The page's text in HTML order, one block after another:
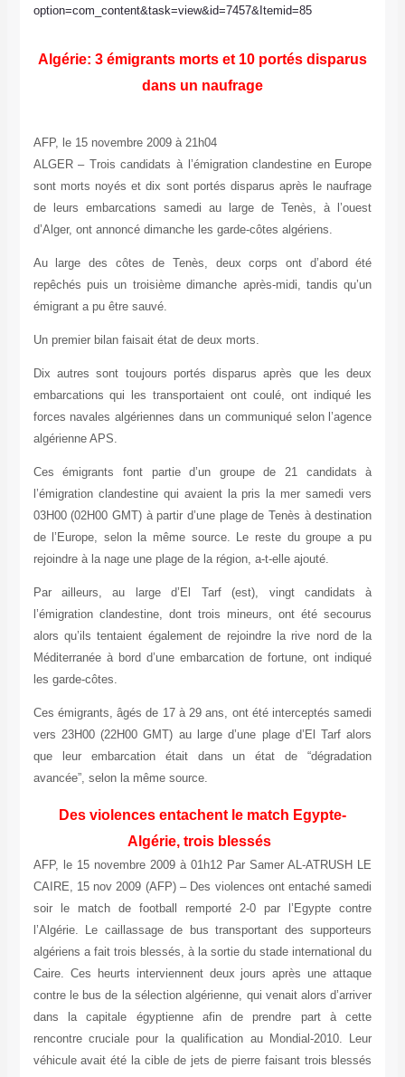
option=com_content&task=view&id=7457&Itemid=85
Algérie: 3 émigrants morts et 10 portés disparus
dans un naufrage
AFP, le 15 novembre 2009 à 21h04
ALGER – Trois candidats à l’émigration clandestine en Europe
sont morts noyés et dix sont portés disparus après le naufrage
de leurs embarcations samedi au large de Tenès, à l’ouest
d’Alger, ont annoncé dimanche les garde-côtes algériens.
Au large des côtes de Tenès, deux corps ont d’abord été
repêchés puis un troisième dimanche après-midi, tandis qu’un
émigrant a pu être sauvé.
Un premier bilan faisait état de deux morts.
Dix autres sont toujours portés disparus après que les deux
embarcations qui les transportaient ont coulé, ont indiqué les
forces navales algériennes dans un communiqué selon l’agence
algérienne APS.
Ces émigrants font partie d’un groupe de 21 candidats à
l’émigration clandestine qui avaient la pris la mer samedi vers
03H00 (02H00 GMT) à partir d’une plage de Tenès à destination
de l’Europe, selon la même source. Le reste du groupe a pu
rejoindre à la nage une plage de la région, a-t-elle ajouté.
Par ailleurs, au large d’El Tarf (est), vingt candidats à
l’émigration clandestine, dont trois mineurs, ont été secourus
alors qu’ils tentaient également de rejoindre la rive nord de la
Méditerranée à bord d’une embarcation de fortune, ont indiqué
les garde-côtes.
Ces émigrants, âgés de 17 à 29 ans, ont été interceptés samedi
vers 23H00 (22H00 GMT) au large d’une plage d’El Tarf alors
que leur embarcation était dans un état de “dégradation
avancée”, selon la même source.
Des violences entachent le match Egypte-
Algérie, trois blessés
AFP, le 15 novembre 2009 à 01h12 Par Samer AL-ATRUSH LE
CAIRE, 15 nov 2009 (AFP) – Des violences ont entaché samedi
soir le match de football remporté 2-0 par l’Egypte contre
l’Algérie. Le caillassage de bus transportant des supporteurs
algériens a fait trois blessés, à la sortie du stade international du
Caire. Ces heurts interviennent deux jours après une attaque
contre le bus de la sélection algérienne, qui venait alors d’arriver
dans la capitale égyptienne afin de prendre part à cette
rencontre cruciale pour la qualification au Mondial-2010. Leur
véhicule avait été la cible de jets de pierre faisant trois blessés